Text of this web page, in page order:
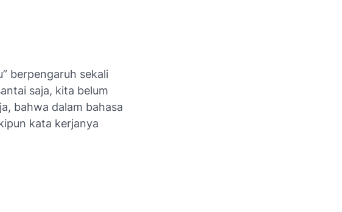
berpengaruh sekali
saja, kita belum
bahwa dalam bahasa
kata kerjanya